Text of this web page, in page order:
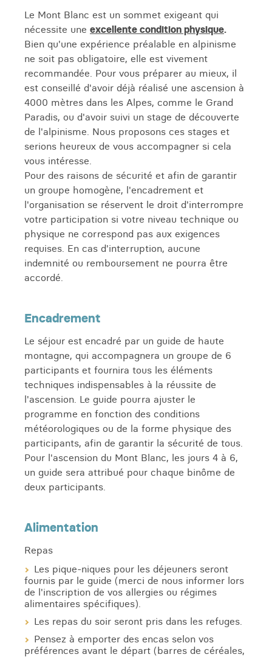
Le Mont Blanc est un sommet exigeant qui
nécessite une excellente condition physique.
Bien qu'une expérience préalable en alpinisme
ne soit pas obligatoire, elle est vivement
recommandée. Pour vous préparer au mieux, il
est conseillé d'avoir déjà réalisé une ascension à
4000 mètres dans les Alpes, comme le Grand
Paradis, ou d'avoir suivi un stage de découverte
de l'alpinisme. Nous proposons ces stages et
serions heureux de vous accompagner si cela
vous intéresse.
Pour des raisons de sécurité et afin de garantir
un groupe homogène, l'encadrement et
l'organisation se réservent le droit d'interrompre
votre participation si votre niveau technique ou
physique ne correspond pas aux exigences
requises. En cas d'interruption, aucune
indemnité ou remboursement ne pourra être
accordé.
Encadrement
Le séjour est encadré par un guide de haute
montagne, qui accompagnera un groupe de 6
participants et fournira tous les éléments
techniques indispensables à la réussite de
l'ascension. Le guide pourra ajuster le
programme en fonction des conditions
météorologiques ou de la forme physique des
participants, afin de garantir la sécurité de tous.
Pour l'ascension du Mont Blanc, les jours 4 à 6,
un guide sera attribué pour chaque binôme de
deux participants.
Alimentation
Repas
Les pique-niques pour les déjeuners seront
fournis par le guide (merci de nous informer lors
de l'inscription de vos allergies ou régimes
alimentaires spécifiques).
Les repas du soir seront pris dans les refuges.
Pensez à emporter des encas selon vos
préférences avant le départ (barres de céréales,